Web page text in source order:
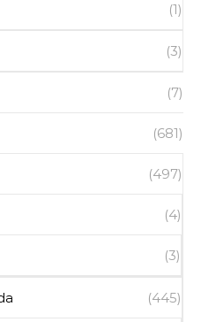
(1)
(3)
(7)
(681)
(497)
(4)
(3)
(445)